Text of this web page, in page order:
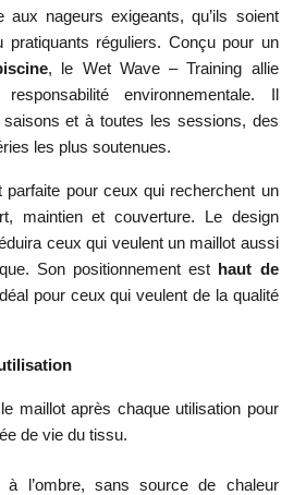
aux nageurs exigeants, qu’ils soient
pratiquants réguliers. Conçu pour un
, le Wet Wave – Training allie
environnementale. Il
et à toutes les sessions, des
les plus soutenues.
pour ceux qui recherchent un
maintien et couverture. Le design
ceux qui veulent un maillot aussi
Son positionnement est haut de
pour ceux qui veulent de la qualité
maillot après chaque utilisation pour
de vie du tissu.
l’ombre, sans source de chaleur